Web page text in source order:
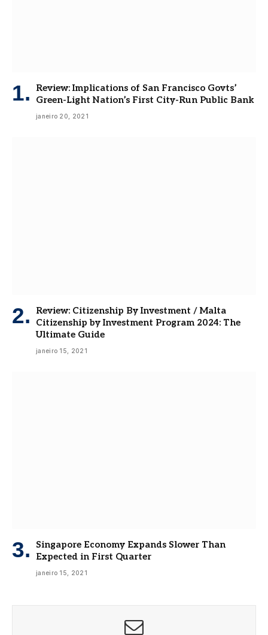
Review: Implications of San Francisco Govts’
Green-Light Nation’s First City-Run Public Bank
janeiro 20, 2021
Review: Citizenship By Investment / Malta
Citizenship by Investment Program 2024: The
Ultimate Guide
janeiro 15, 2021
Singapore Economy Expands Slower Than
Expected in First Quarter
janeiro 15, 2021